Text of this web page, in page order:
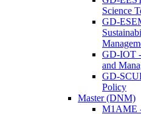
Science
GD-
GD-IOT
and
GD-
Policy
Master (DNM)
M1AME